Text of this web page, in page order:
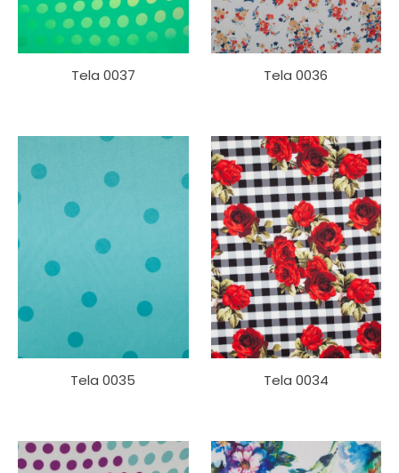
Tela 0037 Tela 0036
Tela 0035 Tela 0034